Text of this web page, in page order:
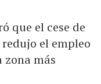
que el cese de
el empleo
zona más